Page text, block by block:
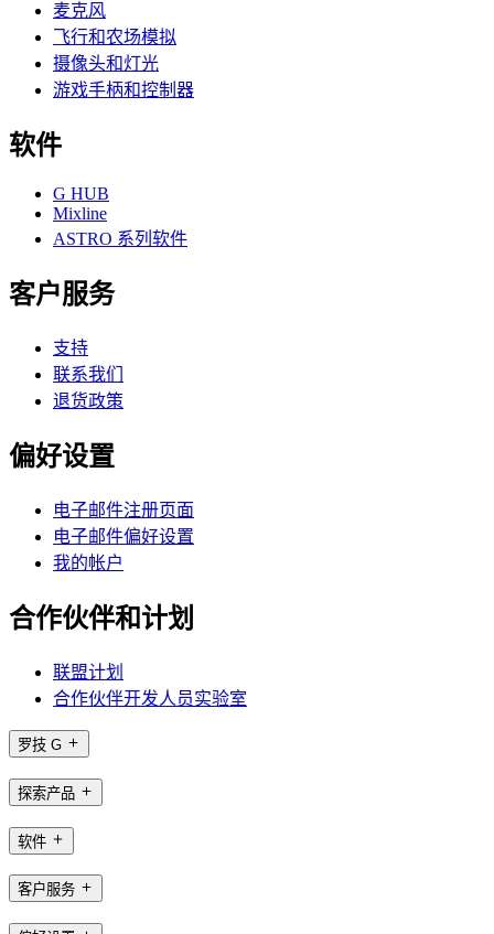
麦克风
飞行和农场模拟
摄像头和灯光
游戏手柄和控制器
软件
G HUB
Mixline
ASTRO 系列软件
客户服务
支持
联系我们
退货政策
偏好设置
电子邮件注册页面
电子邮件偏好设置
我的帐户
合作伙伴和计划
联盟计划
合作伙伴开发人员实验室
罗技 G
探索产品
软件
客户服务